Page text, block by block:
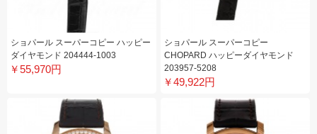
ショパール スーパーコピー ハッピー
ダイヤモンド 204444-1003
￥55,970円
ショパール スーパーコピー
CHOPARD ハッピーダイヤモンド
203957-5208
￥49,922円